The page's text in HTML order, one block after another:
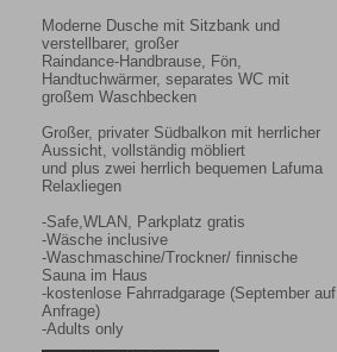
Moderne Dusche mit Sitzbank und
verstellbarer, großer
Raindance-Handbrause, Fön,
Handtuchwärmer, separates WC mit
großem Waschbecken
Großer, privater Südbalkon mit herrlicher
Aussicht, vollständig möbliert
und plus zwei herrlich bequemen Lafuma
Relaxliegen
-Safe,WLAN, Parkplatz gratis
-Wäsche inclusive
-Waschmaschine/Trockner/ finnische
Sauna im Haus
-kostenlose Fahrradgarage (September auf
Anfrage)
-Adults only